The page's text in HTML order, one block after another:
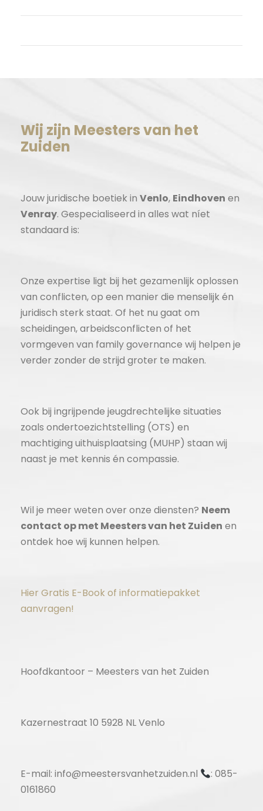
Wij zijn Meesters van het
Zuiden
Jouw juridische boetiek in Venlo, Eindhoven en
Venray. Gespecialiseerd in alles wat níet
standaard is:
Onze expertise ligt bij het gezamenlijk oplossen
van conflicten, op een manier die menselijk én
juridisch sterk staat. Of het nu gaat om
scheidingen, arbeidsconflicten of het
vormgeven van family governance wij helpen je
verder zonder de strijd groter te maken.
Ook bij ingrijpende jeugdrechtelijke situaties
zoals ondertoezichtstelling (OTS) en
machtiging uithuisplaatsing (MUHP) staan wij
naast je met kennis én compassie.
Wil je meer weten over onze diensten? Neem
contact op met Meesters van het Zuiden en
ontdek hoe wij kunnen helpen.
Hier Gratis E-Book of informatiepakket
aanvragen!
Hoofdkantoor – Meesters van het Zuiden
Kazernestraat 10 5928 NL Venlo
E-mail: info@meestersvanhetzuiden.nl
: 085-
0161860